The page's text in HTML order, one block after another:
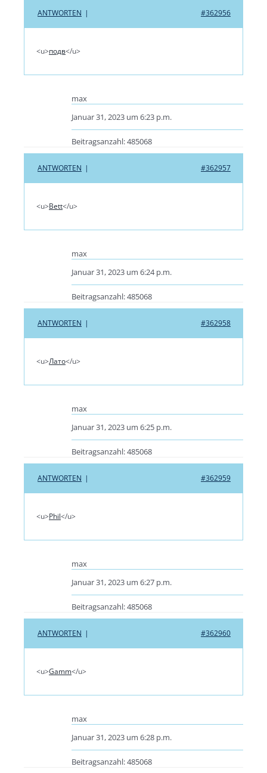
#362956
ANTWORTEN |
<u>подв</u>
max
Januar 31, 2023 um 6:23 p.m.
Beitragsanzahl: 485068
#362957
ANTWORTEN |
<u>Bett</u>
max
Januar 31, 2023 um 6:24 p.m.
Beitragsanzahl: 485068
#362958
ANTWORTEN |
<u>Лато</u>
max
Januar 31, 2023 um 6:25 p.m.
Beitragsanzahl: 485068
#362959
ANTWORTEN |
<u>Phil</u>
max
Januar 31, 2023 um 6:27 p.m.
Beitragsanzahl: 485068
#362960
ANTWORTEN |
<u>Gamm</u>
max
Januar 31, 2023 um 6:28 p.m.
Beitragsanzahl: 485068